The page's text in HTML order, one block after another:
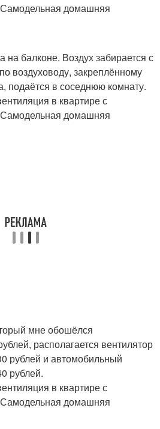
на балконе. Воздух забирается с
воздуховоду, закреплённому
подаётся в соседнюю комнату.
мне обошёлся
располагается вентилятор
рублей и автомобильный
рублей.